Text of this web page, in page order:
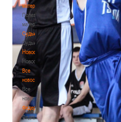
материалы
Полезные
материалы
Судьи
Судьи
Новости
Новости
Все
новости
Все
новости
Федерация
Федерация